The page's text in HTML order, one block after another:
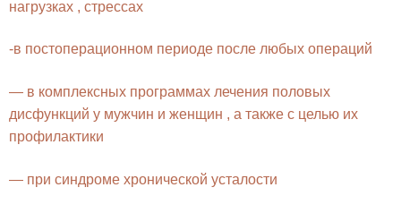
нагрузках , стрессах
-в постоперационном периоде после любых операций
— в комплексных программах лечения половых
дисфункций у мужчин и женщин , а также с целью их
профилактики
— при синдроме хронической усталости